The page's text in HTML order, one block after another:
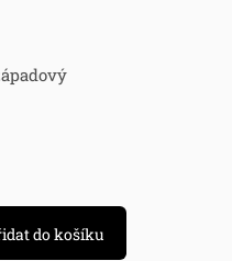
do košíku